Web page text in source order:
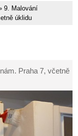
9. Malování
úklidu
Praha 7, včetně